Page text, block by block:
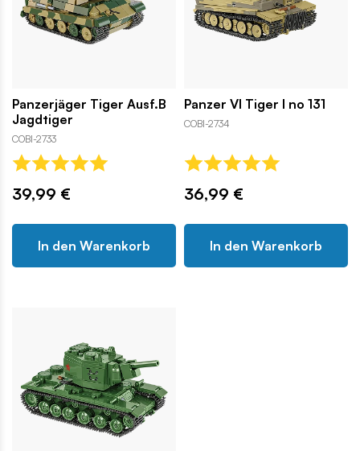
Panzerjäger Tiger Ausf.B
Jagdtiger
COBI-2733
39,99 €
In den Warenkorb
Panzer VI Tiger I no 131
COBI-2734
36,99 €
In den Warenkorb